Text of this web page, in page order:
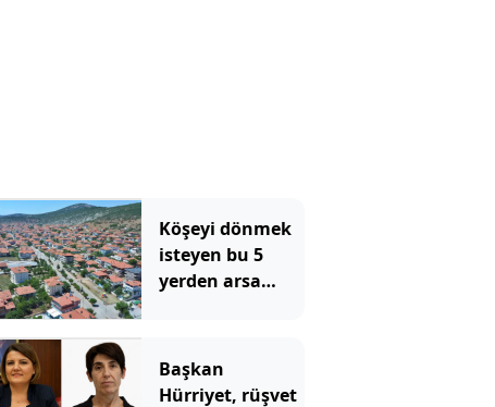
Köşeyi dönmek
isteyen bu 5
yerden arsa
kahve parasına
Başkan
Hürriyet, rüşvet